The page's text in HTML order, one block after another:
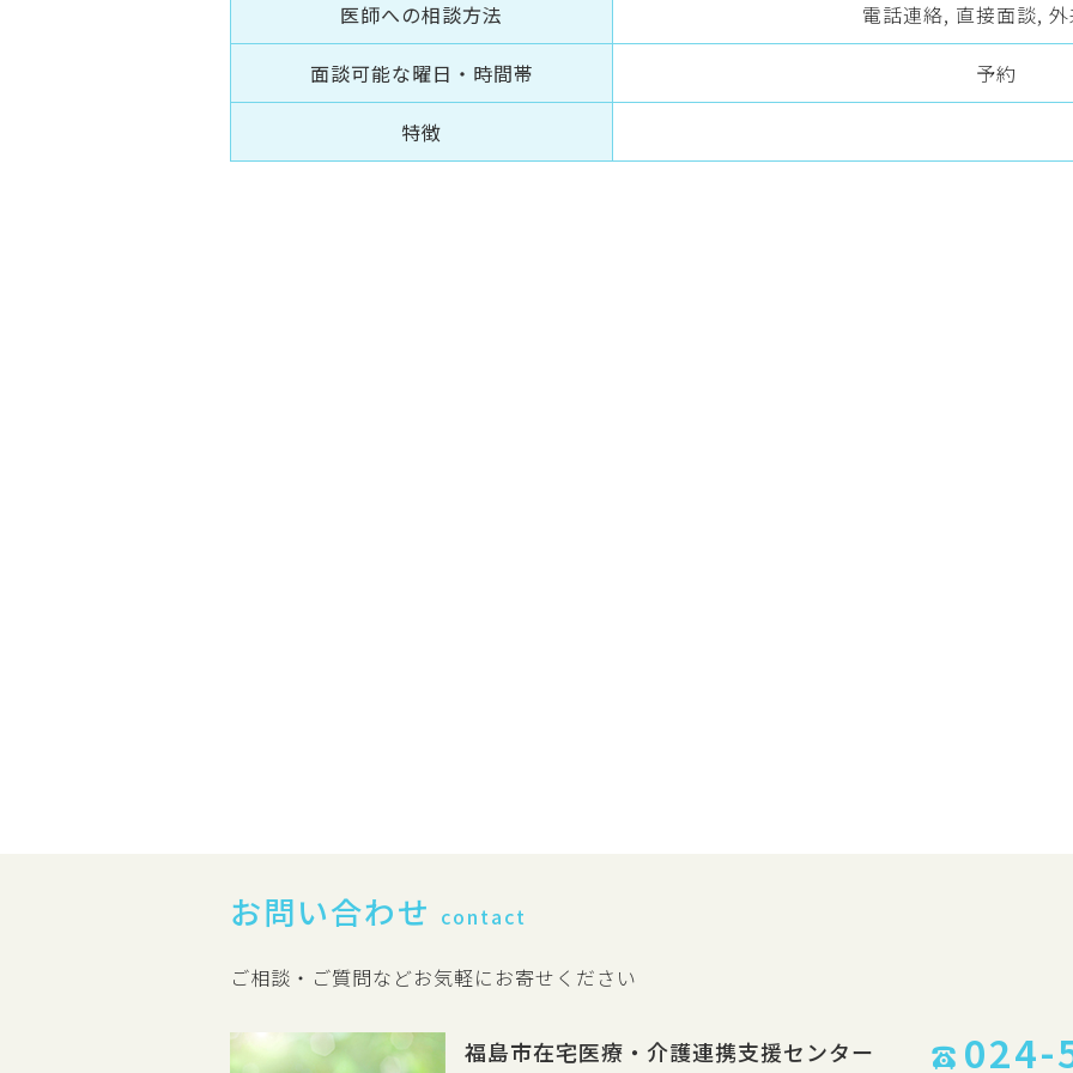
医師への相談方法 電話連絡, 直接面談,
面談可能な曜日・時間帯 予約
特徴
お問い合わせ contact
ご相談・ご質問などお気軽にお寄せください
福島市在宅医療・介護連携支援センター 024-